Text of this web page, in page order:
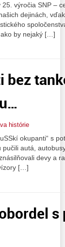
výročia SNP –
dejinách,
by nejaký […]
bez
histórie
okupanti“ s
autá,
devy a
[…]
s